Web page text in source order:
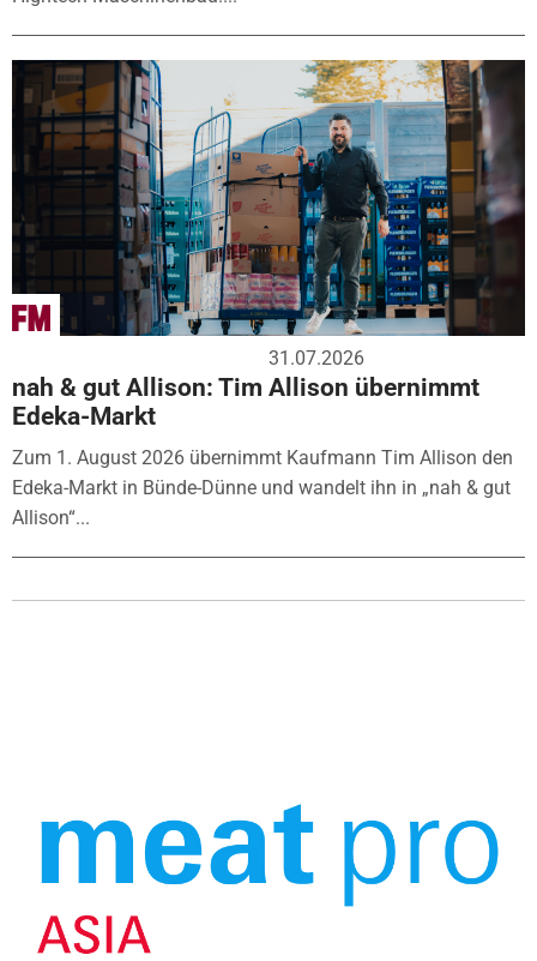
31.07.2026
nah & gut Allison: Tim Allison übernimmt
Edeka-Markt
Zum 1. August 2026 übernimmt Kaufmann Tim Allison den
Edeka-Markt in Bünde-Dünne und wandelt ihn in „nah & gut
Allison“...